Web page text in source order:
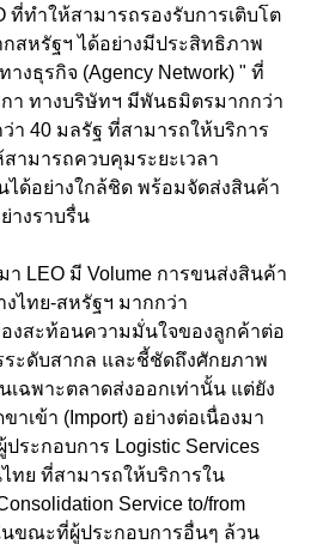
ที่ทำให้สามารถรองรับการเติบโต
สหรัฐฯ ได้อย่างมีประสิทธิภาพ
งธุรกิจ (Agency Network) " ที่
า ทางบริษัทฯ มีพันธมิตรมากกว่า
า 40 มลรัฐ ที่สามารถให้บริการ
ามารถควบคุมระยะเวลา
ด้อย่างใกล้ชิด พร้อมจัดส่งสินค้า
างราบรื่น
า LEO มี Volume การขนส่งสินค้า
ไทย-สหรัฐฯ มากกว่า
องสะท้อนความมั่นใจของลูกค้าต่อ
ระดับสากล และชี้ชัดถึงศักยภาพ
เฉพาะตลาดส่งออกเท่านั้น แต่ยัง
เข้า (Import) อย่างต่อเนื่องมา
ระกอบการ Logistic Services
ทย ที่สามารถให้บริการใน
Service to/from
นขณะที่ผู้ประกอบการอื่นๆ ล้วน